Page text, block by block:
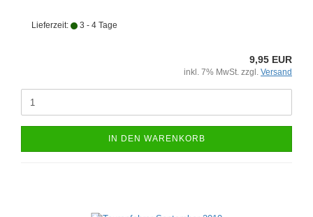
Lieferzeit: 3 - 4 Tage
9,95 EUR
inkl. 7% MwSt. zzgl. Versand
IN DEN WARENKORB